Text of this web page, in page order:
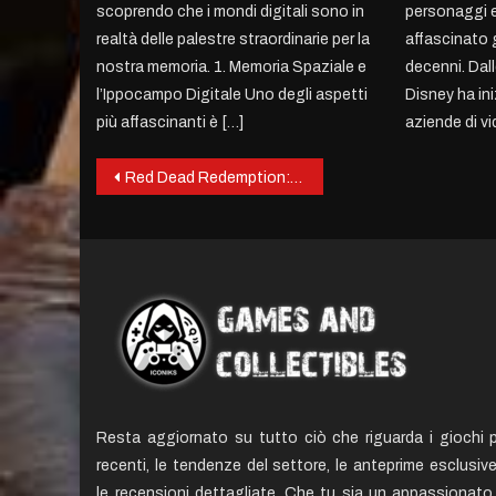
scoprendo che i mondi digitali sono in
realtà delle palestre straordinarie per la
nostra memoria. 1. Memoria Spaziale e
l’Ippocampo Digitale Uno degli aspetti
più affascinanti è […]
personaggi
affascinato
decenni.
Disney ha
aziende di
Post
Red Dead Redemption: Un’epica avventura nel Far West
Resta aggiornato su tutto ciò che riguarda i giochi
recenti, le tendenze del settore, le anteprime